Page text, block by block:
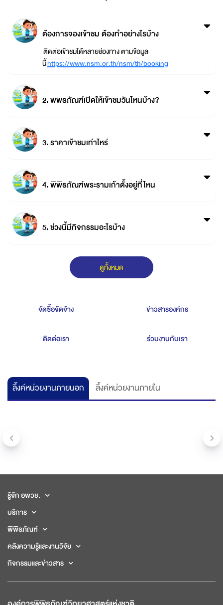
ต้องการจองเข้าชม ต้องทำอย่างไรบ้าง
ติดต่อเข้าชมได้หลายช่องทาง ตามข้อมูล
นี้https://www.nsm.or.th/nsm/th/booking
2. พิพิธภัณฑ์เปิดให้เข้าชมวันไหนบ้าง?
3. ราคาเข้าชมเท่าไหร่
4. พิพิธภัณฑ์พระรามเก้าตั้งอยู่ที่ไหน
5. ช่วงนี้มีกิจกรรมอะไรบ้าง
ดูทั้งหมด
จัดซื้อจัดจ้าง ข่าวสารองค์กร
ติดต่อเรา ร่วมงานกับเรา
ลิ้งค์หน่วยงานภายนอก ลิ้งค์หน่วยงานภายใน
รู้จัก อพวช.
บริการ
พิพิธภัณฑ์
คลังความรู้และงานวิจัย
กิจกรรมและข่าวสาร